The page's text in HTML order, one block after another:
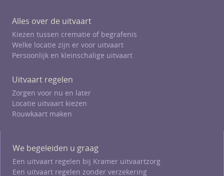
Alles over de uitvaart
Kiezen tussen crematie of begrafenis
Welke locatie zijn er voor uitvaart
Persoonlijk en kleinschalige uitvaart
Uitvaart regelen
Zorgen voor nu en later
Locatie uitvaart kiezen
Rouwkaart maken
We begeleiden u graag
Een uitvaart regelen bij Kramer uitvaartzorg
Een uitvaart regelen zonder verzekering